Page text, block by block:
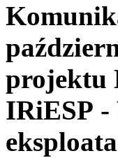
projektu
IRiESP